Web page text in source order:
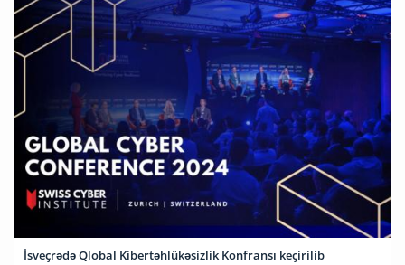
İsveçrədə Qlobal Kibertəhlükəsizlik Konfransı keçirilib